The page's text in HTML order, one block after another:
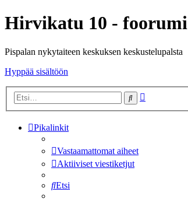
Hirvikatu 10 - foorumi
Pispalan nykytaiteen keskuksen keskustelupalsta
Hyppää sisältöön
Etsi
Pikalinkit
Vastaamattomat aiheet
Aktiiviset viestiketjut
Etsi